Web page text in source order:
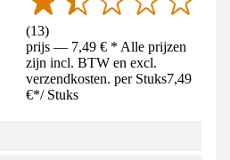
(13)
prijs — 7,49 € * Alle prijzen
zijn incl. BTW en excl.
verzendkosten. per Stuks7,49
€*/ Stuks